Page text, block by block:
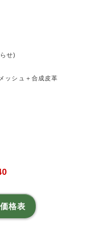
せ)
ッシュ＋合成皮革
価格表